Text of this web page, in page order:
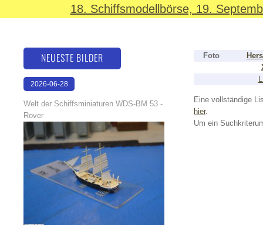
18. Schiffsmodellbörse, 19.
Foto
Eine vollständige
hier.
Um ein
NEUESTE BILDER
2026-06-28
Welt der Schiffsminiaturen WDS-BM 53 -
Rover